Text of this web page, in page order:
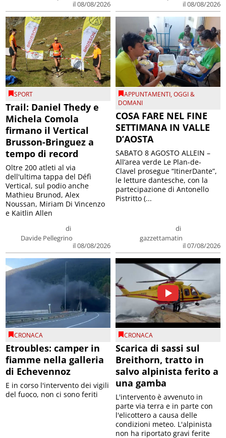
il 08/08/2026
il 08/08/2026
SPORT
Trail: Daniel Thedy e
Michela Comola
firmano il Vertical
Brusson-Bringuez a
tempo di record
di
Davide Pellegrino
il 08/08/2026
Oltre 200 atleti al via
dell'ultima tappa del Défì
Vertical, sul podio anche
Mathieu Brunod, Alex
Noussan, Miriam Di Vincenzo
e Kaitlin Allen
APPUNTAMENTI,OGGI &
DOMANI
COSA FARE NEL FINE
SETTIMANA IN VALLE
D’AOSTA
di
gazzettamatin
il 07/08/2026
SABATO 8 AGOSTO ALLEIN –
All’area verde Le Plan-de-
Clavel prosegue “ItinerDante”,
le letture dantesche, con la
partecipazione di Antonello
Pistritto (...
CRONACA
Etroubles: camper in
fiamme nella galleria
di Echevennoz
E in corso l'intervento dei vigili
del fuoco, non ci sono feriti
CRONACA
Scarica di sassi sul
Breithorn, tratto in
salvo alpinista ferito a
una gamba
L'intervento è avvenuto in
parte via terra e in parte con
l'elicottero a causa delle
condizioni meteo. L'alpinista
non ha riportato gravi ferite